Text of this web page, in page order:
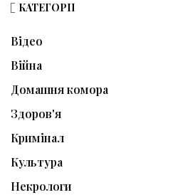
КАТЕГОРІЇ
Відео
Війна
Домашня комора
Здоров'я
Кримінал
Культура
Некрологи